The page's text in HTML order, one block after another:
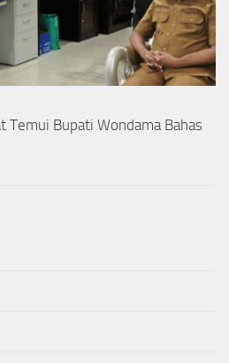
Temui Bupati Wondama Bahas